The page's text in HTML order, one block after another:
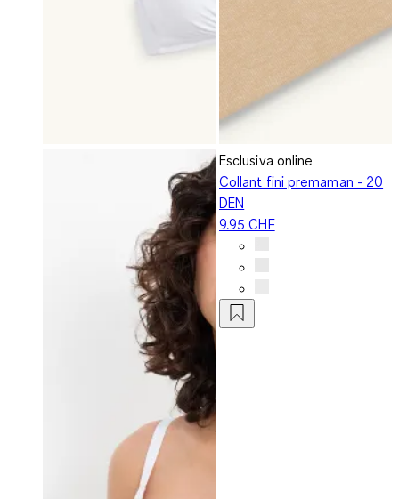
Esclusiva online
Collant fini premaman - 20
DEN
9.95 CHF